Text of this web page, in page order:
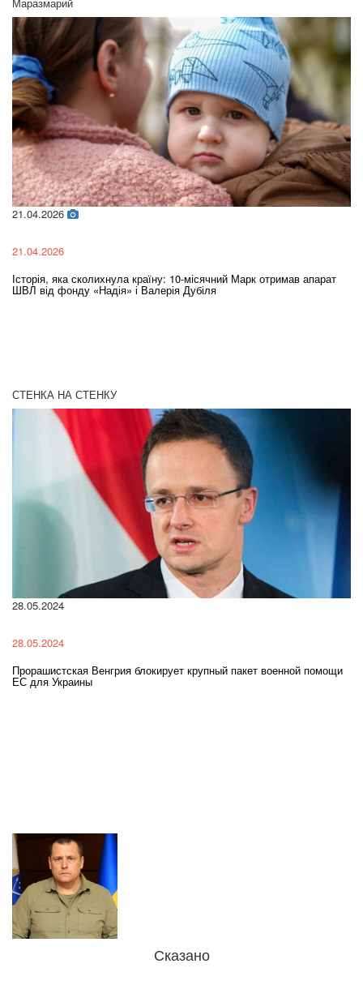
21.04.2026
21.04.2026
Історія, яка сколихнула країну: 10-місячний Марк отримав апарат
ШВЛ від фонду «Надія» і Валерія Дубіля
СТЕНКА НА СТЕНКУ
28.05.2024
28.05.2024
Прорашистская Венгрия блокирует крупный пакет военной помощи
ЕС для Украины
Сказано